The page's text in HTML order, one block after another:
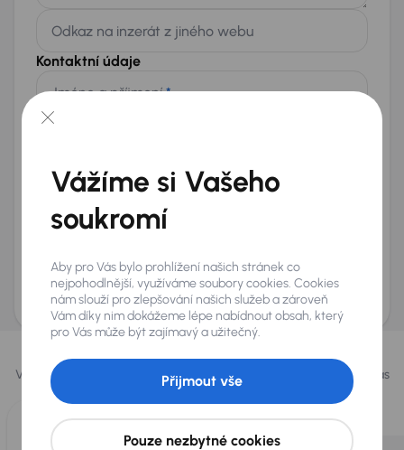
Odkaz na inzerát z jiného webu
Kontaktní údaje
Jméno a příjmení*
+420
E-mail*
Přeji si dostávat informace o atraktivních slevových
nabídkách
AURES Holdings a.s., se sídlem Dopraváků 874/15, Čimice, 184 00 Praha 8 bude
uchovávat a zpracovávat vaše osobní údaje v souladu se zásadami ochrany a
zpracováníosobních údajů.
Vybrali jsme pro vás
Vybíráme pro vás ty nejlepší vozy
z naší nabídky. Každý den pro vás
vykoupíme až 400 vozů
Vážíme si Vašeho
soukromí
Aby pro Vás bylo prohlížení našich stránek co
nejpohodlnější, využíváme soubory cookies. Cookies
nám slouží pro zlepšování našich služeb a zároveň
Vám díky nim dokážeme lépe nabídnout obsah, který
pro Vás může být zajímavý a užitečný.
Pouze nezbytné cookies
Přijmout vše